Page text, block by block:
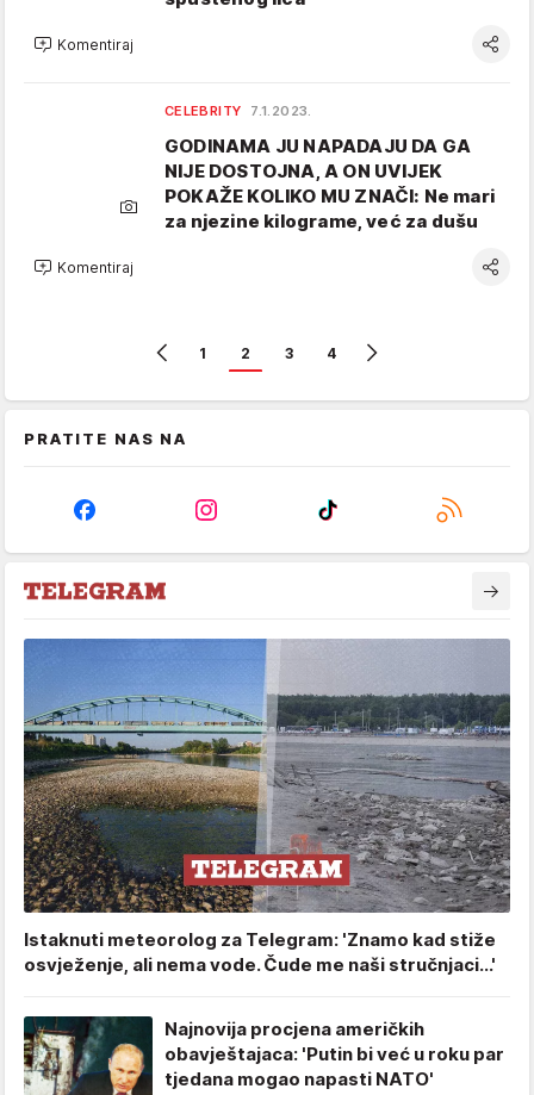
Komentiraj
CELEBRITY 7.1.2023.
GODINAMA JU NAPADAJU DA GA
NIJE DOSTOJNA, A ON UVIJEK
POKAŽE KOLIKO MU ZNAČI: Ne mari
za njezine kilograme, već za dušu
Komentiraj
1 2 3 4
PRATITE NAS NA
Istaknuti meteorolog za Telegram: 'Znamo kad stiže
osvježenje, ali nema vode. Čude me naši stručnjaci...'
Najnovija procjena američkih
obavještajaca: 'Putin bi već u roku par
tjedana mogao napasti NATO'